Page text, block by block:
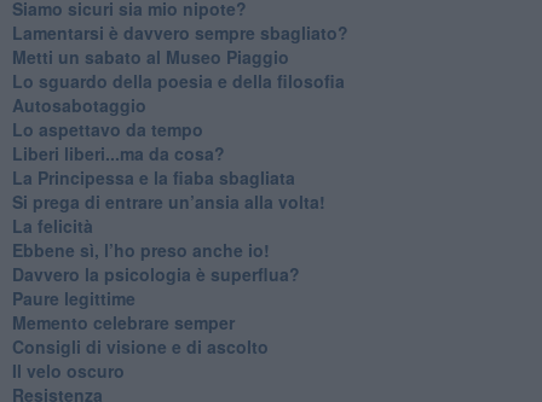
​Siamo sicuri sia mio nipote?
​Lamentarsi è davvero sempre sbagliato?
​Metti un sabato al Museo Piaggio
​Lo sguardo della poesia e della filosofia
Autosabotaggio
​Lo aspettavo da tempo
​Liberi liberi...ma da cosa?
​La Principessa e la fiaba sbagliata
Si prega di entrare un’ansia alla volta!
​La felicità
​Ebbene sì, l’ho preso anche io!
​Davvero la psicologia è superflua?
Paure legittime
​Memento celebrare semper
​Consigli di visione e di ascolto
​Il velo oscuro
Resistenza